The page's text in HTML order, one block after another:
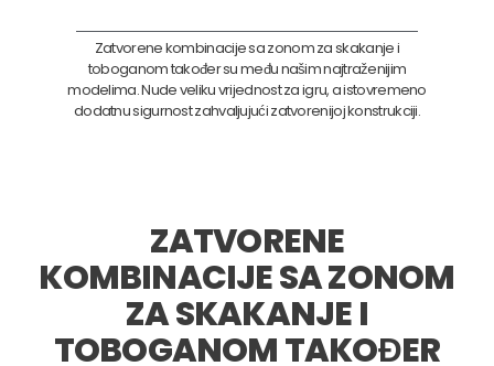
Zatvorene kombinacije sa zonom za skakanje i
toboganom također su među našim najtraženijim
modelima. Nude veliku vrijednost za igru, a istovremeno
dodatnu sigurnost zahvaljujući zatvorenijoj konstrukciji.
ZATVORENE
KOMBINACIJE SA ZONOM
ZA SKAKANJE I
TOBOGANOM TAKOĐER